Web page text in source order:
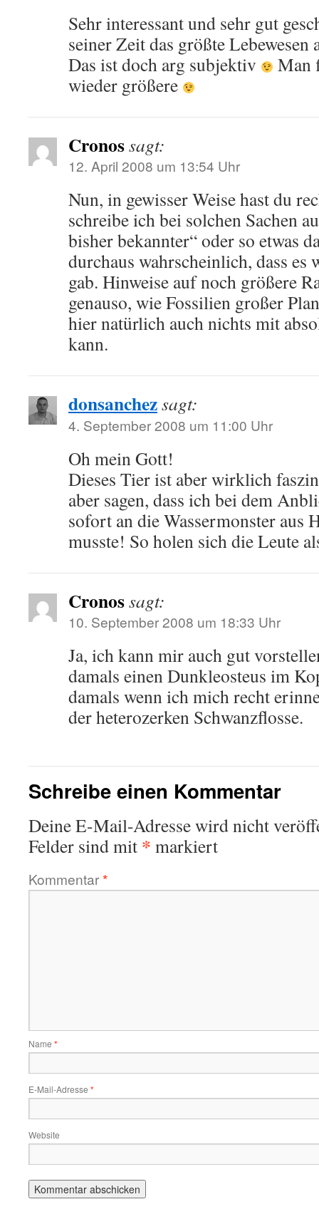
Sehr interessant und sehr gut
seiner Zeit das größte Lebewesen
Das ist doch arg subjektiv
Man
wieder größere
Cronossagt:
12. April 2008 um 13:54 Uhr
Nun, in gewisser Weise hast du
schreibe ich bei solchen Sachen
bisher bekannter“ oder so etwas
durchaus wahrscheinlich, dass
gab. Hinweise auf noch größere
genauso, wie Fossilien großer
hier natürlich auch nichts mit
kann.
donsanchezsagt:
4. September 2008 um 11:00 Uhr
Oh mein Gott!
Dieses Tier ist aber wirklich
aber sagen, dass ich bei dem
sofort an die Wassermonster aus
musste! So holen sich die Leute
Cronossagt:
10. September 2008 um 18:33 Uhr
Ja, ich kann mir auch gut
damals einen Dunkleosteus im
damals wenn ich mich recht
der heterozerken Schwanzflosse.
Schreibe einen Kommentar
Deine E-Mail-Adresse wird nicht
Felder sind mit * markiert
Kommentar*
Name *
E-Mail-Adresse *
Website